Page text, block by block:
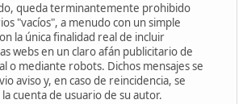
queda terminantemente prohibido
"vacíos", a menudo con un simple
la única finalidad real de incluir
webs en un claro afán publicitario de
o mediante robots. Dichos mensajes se
aviso y, en caso de reincidencia, se
cuenta de usuario de su autor.